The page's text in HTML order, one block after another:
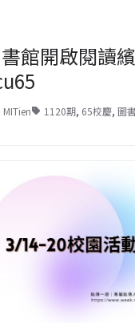
館開啟閱讀
1120期, 65校慶, 圖